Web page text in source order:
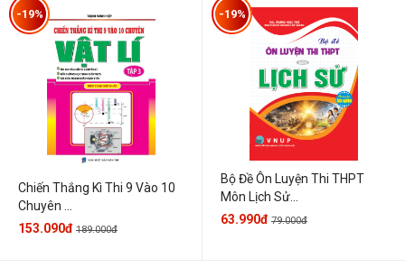
Chiến Thắng Kì Thi 9 Vào 10
Chuyên ...
-19%
153.090đ 189.000đ
Bộ Đề Ôn Luyện Thi THPT
Môn Lịch Sử...
-19%
63.990đ 79.000đ